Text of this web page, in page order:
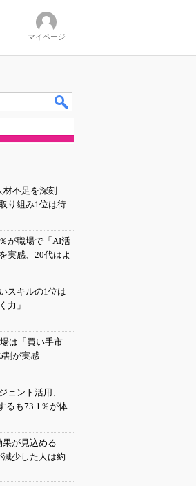
マイページ
不足を深刻
り組み1位は待
が職場で「AI活
実感、20代はよ
スキルの1位は
力」
は「買い手市
割が実感
ェント活用、
るも73.1％が体
が見込める
少した人は約